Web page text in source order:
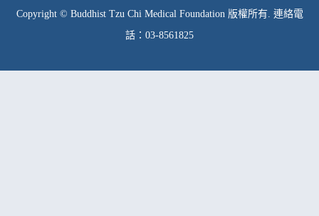
Copyright © Buddhist Tzu Chi Medical Foundation 版權所有. 連絡電
話：03-8561825